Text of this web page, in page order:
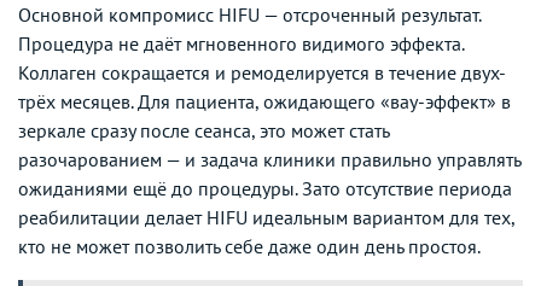
Основной компромисс HIFU — отсроченный результат.
Процедура не даёт мгновенного видимого эффекта.
Коллаген сокращается и ремоделируется в течение двух-
трёх месяцев. Для пациента, ожидающего «вау-эффект» в
зеркале сразу после сеанса, это может стать
разочарованием — и задача клиники правильно управлять
ожиданиями ещё до процедуры. Зато отсутствие периода
реабилитации делает HIFU идеальным вариантом для тех,
кто не может позволить себе даже один день простоя.